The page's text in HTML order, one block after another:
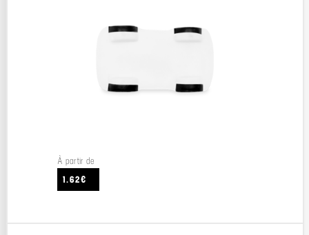
À partir de
1.62€